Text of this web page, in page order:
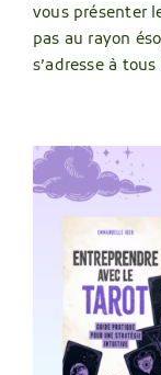
vous présenter
pas au rayon
s’adresse à